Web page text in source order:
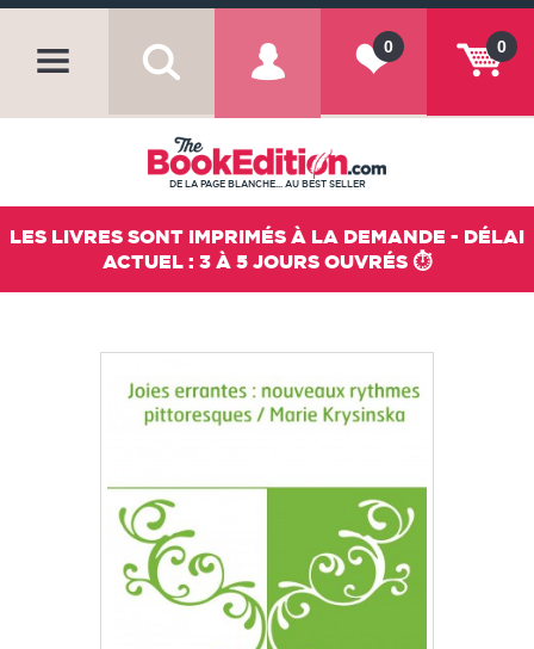
0
0
DE LA PAGE BLANCHE... AU BEST SELLER
LES LIVRES SONT IMPRIMÉS À LA DEMANDE - DÉLAI
ACTUEL : 3 À 5 JOURS OUVRÉS ⏱️